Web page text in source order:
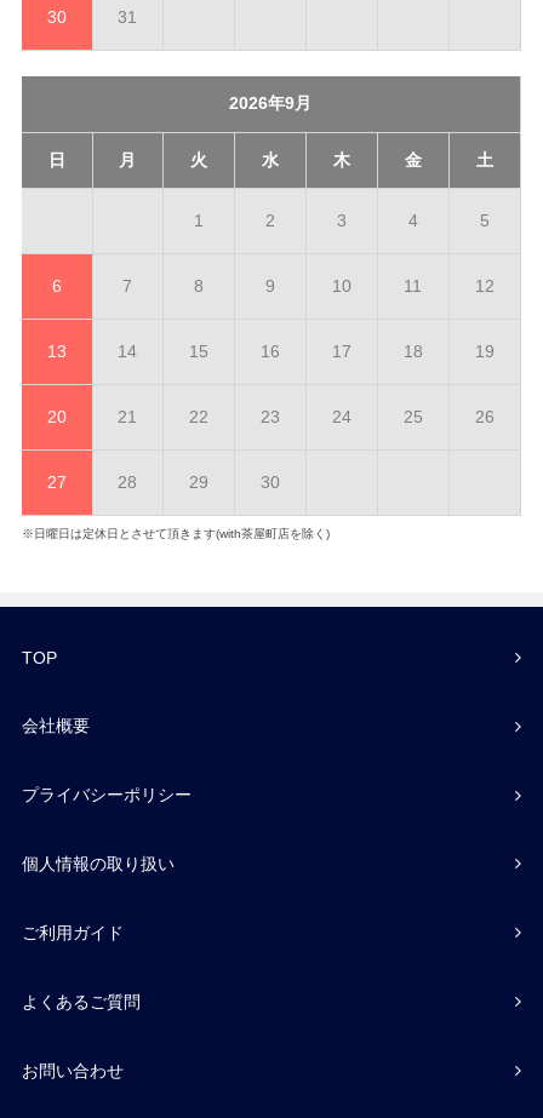
30 31
2026年9月
日 月 火 水 木 金 土
1 2 3 4 5
6 7 8 9 10 11 12
13 14 15 16 17 18 19
20 21 22 23 24 25 26
27 28 29 30
※日曜日は定休日とさせて頂きます(with茶屋町店を除く)
TOP
会社概要
プライバシーポリシー
個人情報の取り扱い
ご利用ガイド
よくあるご質問
お問い合わせ